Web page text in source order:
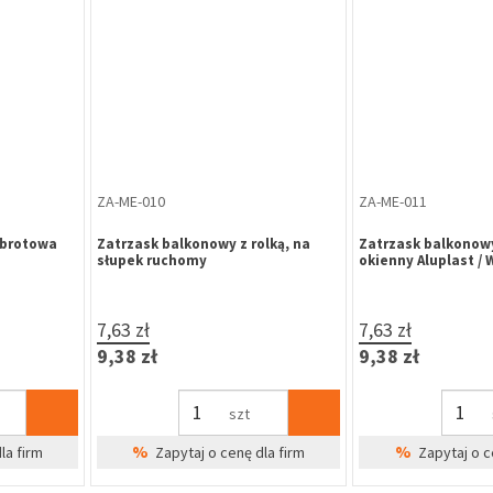
fi 40 mm,
firm
OD-KU-011
Odbojnik samoprzylepny fi 40 mm,
beżowy
2,40 zł
2,95 zł
szt
%Zapytaj o cenę dla firm
OD-KU-012
Odbojnik
szary
2,40 zł
2,95 zł
% Zapytaj o